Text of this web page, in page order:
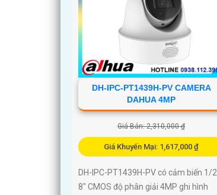
DH-IPC-PT1439H-PV CAMERA
DAHUA 4MP
Giá Bán: 2,310,000 ₫
Giá Khuyến Mại: 1,617,000 ₫
DH-IPC-PT1439H-PV có cảm biến 1/2.
8″ CMOS độ phân giải 4MP ghi hình